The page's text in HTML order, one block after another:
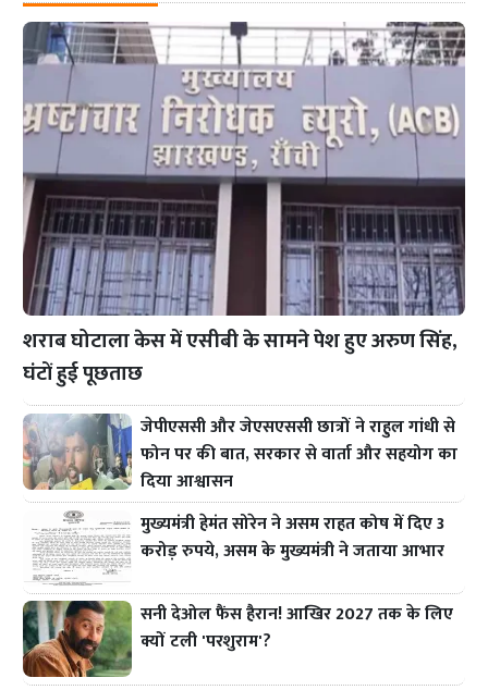
शराब घोटाला केस में एसीबी के सामने पेश हुए अरुण सिंह,
घंटों हुई पूछताछ
जेपीएससी और जेएसएससी छात्रों ने राहुल गांधी से
फोन पर की बात, सरकार से वार्ता और सहयोग का
दिया आश्वासन
मुख्यमंत्री हेमंत सोरेन ने असम राहत कोष में दिए 3
करोड़ रुपये, असम के मुख्यमंत्री ने जताया आभार
सनी देओल फैंस हैरान! आखिर 2027 तक के लिए
क्यों टली 'परशुराम'?